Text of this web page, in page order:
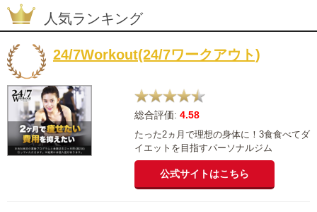
人気ランキング
24/7Workout(24/7ワークアウト)
総合評価: 4.58
たった2ヵ月で理想の身体に！3食食べてダ
イエットを目指すパーソナルジム
公式サイトはこちら